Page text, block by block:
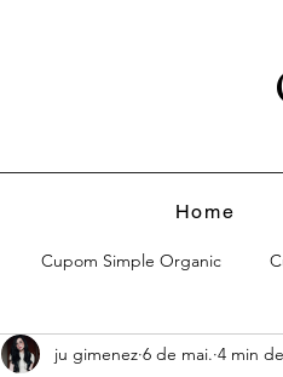
Home
Cupom Simple Organic
ju gimenez 6 de mai. 4 min